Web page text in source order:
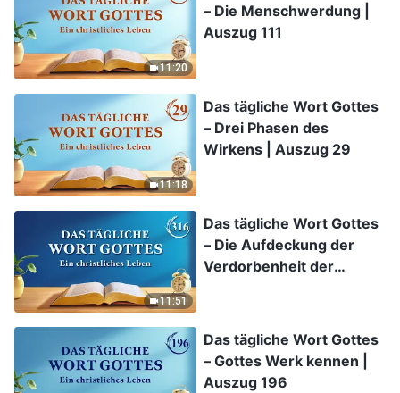
11:20
– Die Menschwerdung |
Auszug 111
11:18
Das tägliche Wort Gottes
– Drei Phasen des
Wirkens | Auszug 29
11:51
Das tägliche Wort Gottes
– Die Aufdeckung der
Verdorbenheit der
Das tägliche Wort Gottes
– Gottes Werk kennen |
Auszug 196